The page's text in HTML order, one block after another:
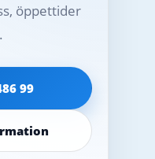
öppettider
99